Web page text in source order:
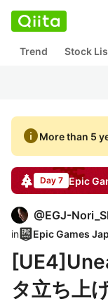
Trend Stock
infoMore than 5
Day 7 Epic
@EGJ-
in
タ立ち上